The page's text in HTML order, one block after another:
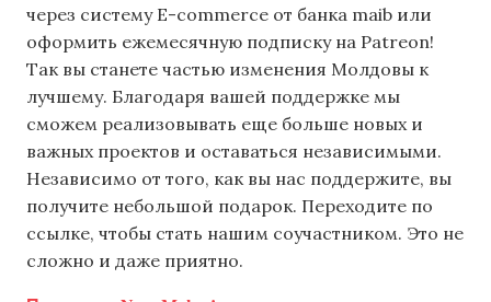
через систему E-commerce от банка maib или
оформить ежемесячную подписку на Patreon!
Так вы станете частью изменения Молдовы к
лучшему. Благодаря вашей поддержке мы
сможем реализовывать еще больше новых и
важных проектов и оставаться независимыми.
Независимо от того, как вы нас поддержите, вы
получите небольшой подарок. Переходите по
ссылке, чтобы стать нашим соучастником. Это не
сложно и даже приятно.